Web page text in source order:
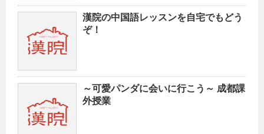
漢院の中国語レッスンを自宅でもどう
ぞ！
～可愛パンダに会いに行こう～ 成都課
外授業